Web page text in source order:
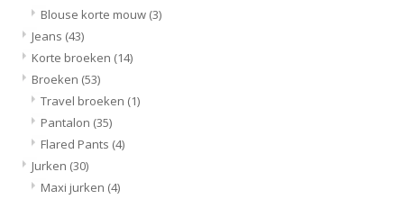
Blouse korte mouw (3)
Jeans (43)
Korte broeken (14)
Broeken (53)
Travel broeken (1)
Pantalon (35)
Flared Pants (4)
Jurken (30)
Maxi jurken (4)